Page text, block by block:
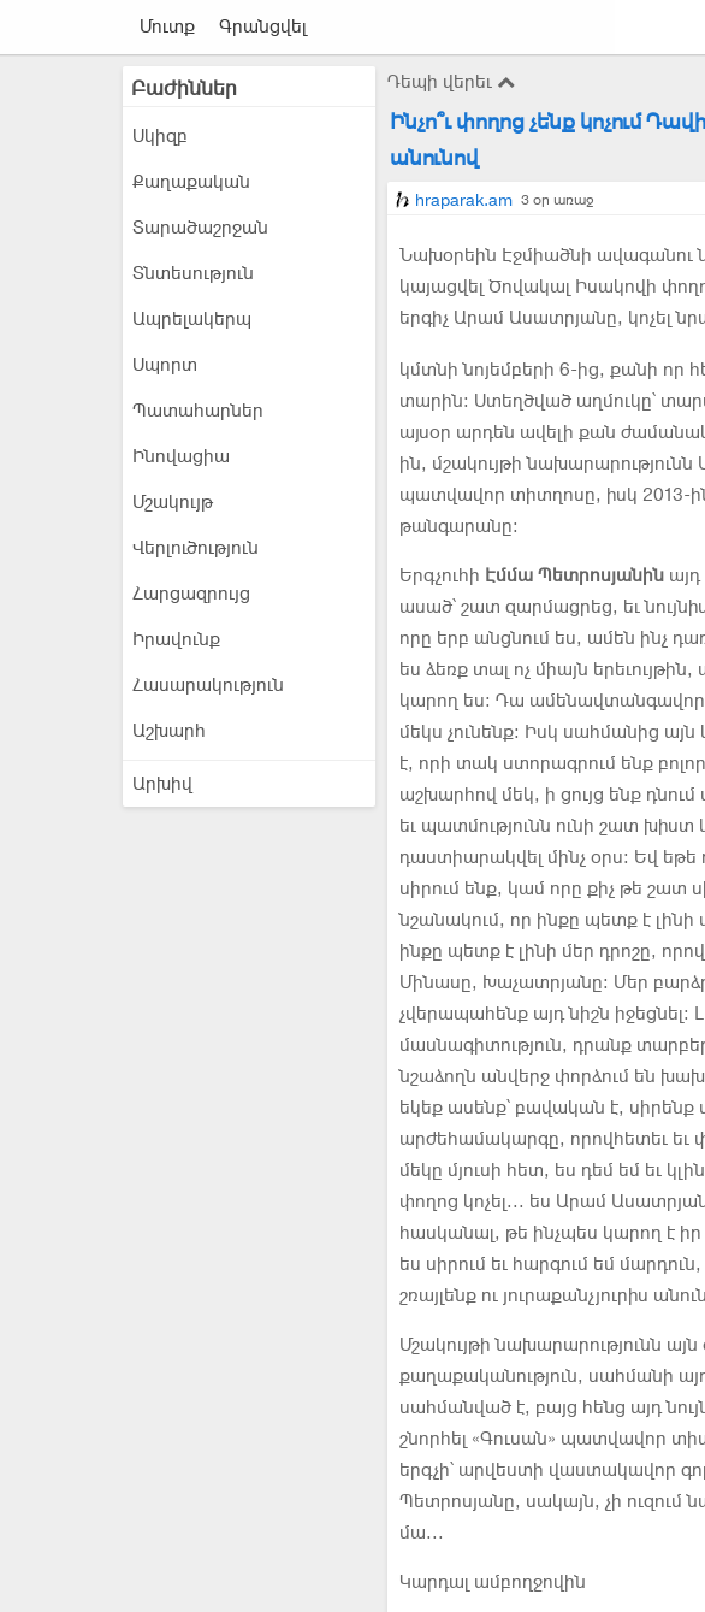
Մուտք Գրանցվել
Բաժիններ
Սկիզբ
Քաղաքական
Տարածաշրջան
Տնտեսություն
Ապրելակերպ
Սպորտ
Պատահարներ
Ինովացիա
Մշակույթ
Վերլուծություն
Հարցազրույց
Իրավունք
Հասարակություն
Աշխարհ
Արխիվ
Դեպի վերեւ
Ինչո՞ւ փողոց չենք կոչում
անունով
hraparak.am 3 օր առաջ
Նախօրեին Էջմիածնի ավագանու
կայացվել Ծովակալ Իսակովի
երգիչ Արամ Ասատրյանը, կոչել
կմտնի նոյեմբերի 6-ից, քանի որ
տարին: Ստեղծված աղմուկը՝
այսօր արդեն ավելի քան
ին, մշակույթի
պատվավոր տիտղոսը, իսկ 2013-
թանգարանը:
Երգչուհի Էմմա Պետրոսյանին
ասած՝ շատ զարմացրեց, եւ
որը երբ անցնում ես, ամեն ինչ
ես ձեռք տալ ոչ միայն
կարող ես։ Դա ամենավտանգավոր
մեկս չունենք։ Իսկ սահմանից
է, որի տակ ստորագրում ենք
աշխարհով մեկ, ի ցույց ենք
եւ պատմությունն ունի շատ խիստ
դաստիարակվել մինչ օրս։ Եվ
սիրում ենք, կամ որը քիչ թե շատ
նշանակում, որ ինքը պետք է լինի
ինքը պետք է լինի մեր դրոշը,
Մինասը, Խաչատրյանը։ Մեր
չվերապահենք այդ նիշն իջեցնել։
մասնագիտություն, դրանք
նշաձողն անվերջ փորձում են
եկեք ասենք՝ բավական է,
արժեհամակարգը, որովհետեւ եւ
մեկը մյուսի հետ, ես դեմ եմ եւ
փողոց կոչել... ես Արամ
հասկանալ, թե ինչպես կարող է իր
ես սիրում եւ հարգում եմ
շռայլենք ու յուրաքանչյուրիս
Մշակույթի նախարարությունն
քաղաքականություն, սահմանի
սահմանված է, բայց հենց այդ
շնորհել «Գուսան» պատվավոր
երգչի՝ արվեստի վաստակավոր
Պետրոսյանը, սակայն, չի
մա...
Կարդալ ամբողջովին